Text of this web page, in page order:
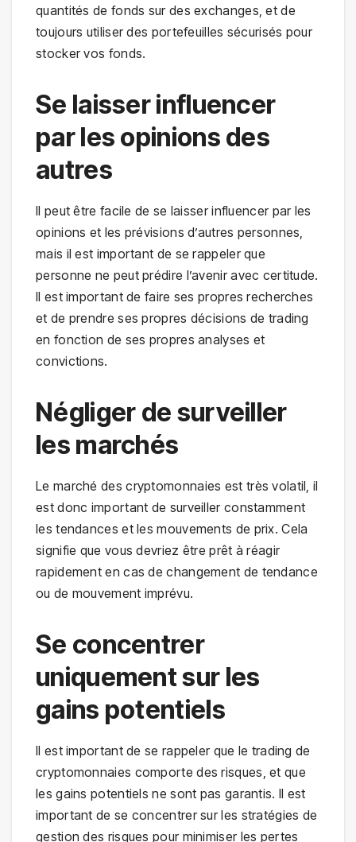
quantités de fonds sur des exchanges, et de
toujours utiliser des portefeuilles sécurisés pour
stocker vos fonds.
Se laisser influencer
par les opinions des
autres
Il peut être facile de se laisser influencer par les
opinions et les prévisions d’autres personnes,
mais il est important de se rappeler que
personne ne peut prédire l’avenir avec certitude.
Il est important de faire ses propres recherches
et de prendre ses propres décisions de trading
en fonction de ses propres analyses et
convictions.
Négliger de surveiller
les marchés
Le marché des cryptomonnaies est très volatil, il
est donc important de surveiller constamment
les tendances et les mouvements de prix. Cela
signifie que vous devriez être prêt à réagir
rapidement en cas de changement de tendance
ou de mouvement imprévu.
Se concentrer
uniquement sur les
gains potentiels
Il est important de se rappeler que le trading de
cryptomonnaies comporte des risques, et que
les gains potentiels ne sont pas garantis. Il est
important de se concentrer sur les stratégies de
gestion des risques pour minimiser les pertes